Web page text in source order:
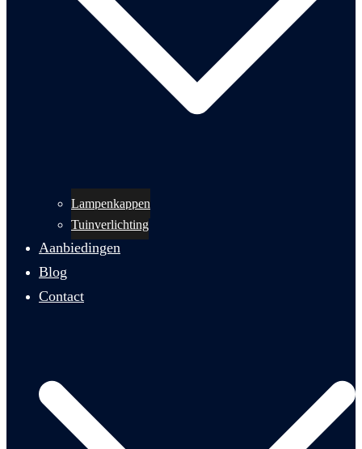
Lampenkappen
Tuinverlichting
Aanbiedingen
Blog
Contact